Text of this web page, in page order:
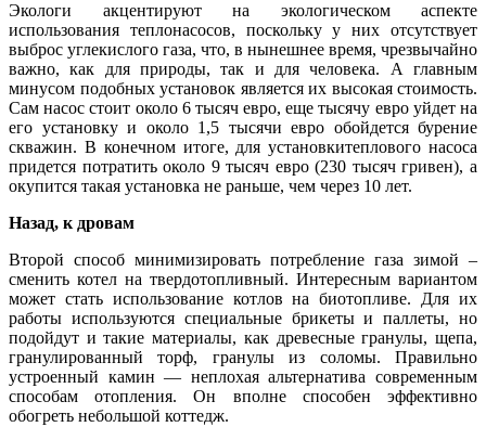
Экологи акцентируют на экологическом аспекте
использования теплонасосов, поскольку у них отсутствует
выброс углекислого газа, что, в нынешнее время, чрезвычайно
важно, как для природы, так и для человека. А главным
минусом подобных установок является их высокая стоимость.
Сам насос стоит около 6 тысяч евро, еще тысячу евро уйдет на
его установку и около 1,5 тысячи евро обойдется бурение
скважин. В конечном итоге, для установкитеплового насоса
придется потратить около 9 тысяч евро (230 тысяч гривен), а
окупится такая установка не раньше, чем через 10 лет.
Назад, к дровам
Второй способ минимизировать потребление газа зимой –
сменить котел на твердотопливный. Интересным вариантом
может стать использование котлов на биотопливе. Для их
работы используются специальные брикеты и паллеты, но
подойдут и такие материалы, как древесные гранулы, щепа,
гранулированный торф, гранулы из соломы. Правильно
устроенный камин — неплохая альтернатива современным
способам отопления. Он вполне способен эффективно
обогреть небольшой коттедж.